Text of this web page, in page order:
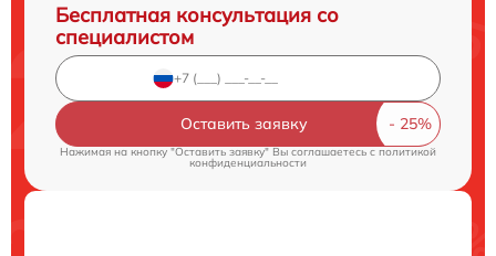
Бесплатная консультация со
специалистом
Оставить заявку
Нажимая на кнопку "Оставить заявку" Вы соглашаетесь cполитикой
конфиденциальности